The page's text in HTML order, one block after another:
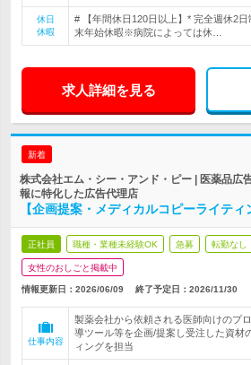
休日
休暇
# 【年間休日120日以上】* 完全週休2
末年始休暇※病院によっては休…
求人詳細を見る
新着
株式会社エム・シー・アンド・ピー | 医薬品広
報に特化した広告代理店
【企画提案・メディカルコピーライテ
正社員 職種・業種未経験OK 急募 転勤なし
女性のおしごと掲載中
情報更新日：2026/06/09 終了予定日： 2026/11/30
仕事内容
製薬会社から依頼される医師向けのプ
導ツール等を企画/提案し受注した資材
ィングを担当